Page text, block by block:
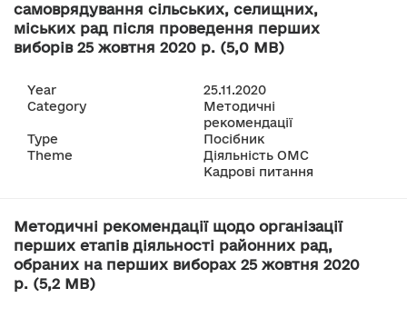
самоврядування сільських, селищних,
міських рад після проведення перших
виборів 25 жовтня 2020 р. (5,0 MB)
Year
25.11.2020
Category
Методичні
рекомендації
Type
Посібник
Theme
Діяльність ОМС
Кадрові питання
Методичні рекомендації щодо організації
перших етапів діяльності районних рад,
обраних на перших виборах 25 жовтня 2020
р. (5,2 MB)